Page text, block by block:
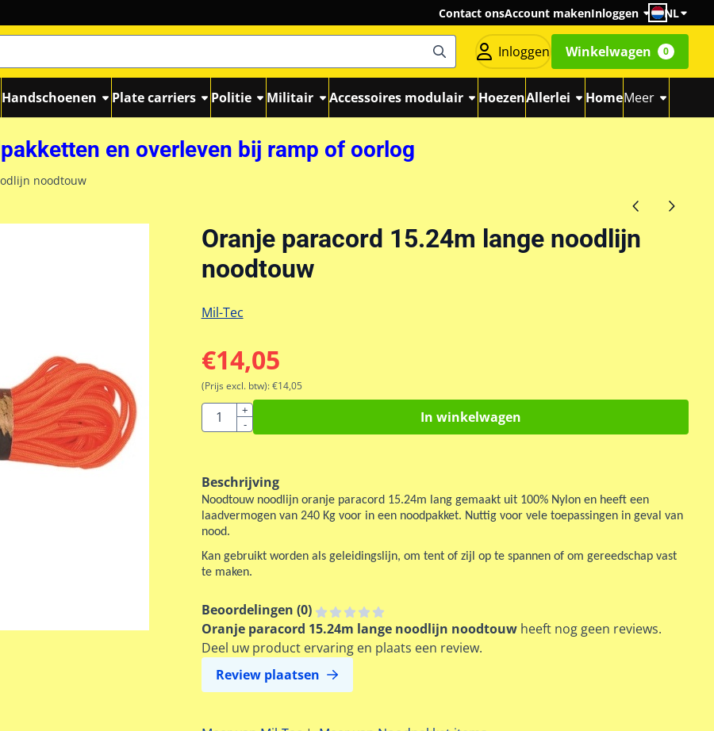
Contact onsAccount makenInloggen NL
Inloggen Winkelwagen 0
Handschoenen Plate carriers Politie Militair Accessoires modulair HoezenAllerlei HomeMeer
en overleven bij ramp of oorlog
noodtouw
Oranje paracord 15.24m lange noodlijn
noodtouw
Mil-Tec
€14,05
(Prijs excl. btw): €14,05
Aantal
+
-
In winkelwagen
Beschrijving
Noodtouw noodlijn oranje paracord 15.24m lang gemaakt uit 100% Nylon en heeft een
laadvermogen van 240 Kg voor in een noodpakket. Nuttig voor vele toepassingen in geval van
nood.
Kan gebruikt worden als geleidingslijn, om tent of zijl op te spannen of om gereedschap vast
te maken.
Beoordelingen (0)
Oranje paracord 15.24m lange noodlijn noodtouw heeft nog geen reviews.
Deel uw product ervaring en plaats een review.
Review plaatsen